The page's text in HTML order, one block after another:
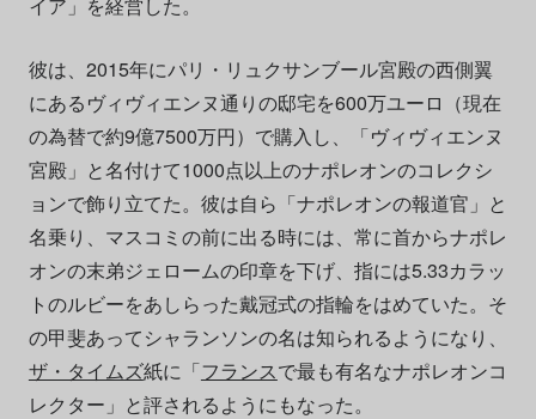
彼は、2015年にパリ・リュクサンブール宮殿の西側翼
にあるヴィヴィエンヌ通りの邸宅を600万ユーロ（現在
の為替で約9億7500万円）で購入し、「ヴィヴィエンヌ
宮殿」と名付けて1000点以上のナポレオンのコレクシ
ョンで飾り立てた。彼は自ら「ナポレオンの報道官」と
名乗り、マスコミの前に出る時には、常に首からナポレ
オンの末弟ジェロームの印章を下げ、指には5.33カラッ
トのルビーをあしらった戴冠式の指輪をはめていた。そ
の甲斐あってシャランソンの名は知られるようになり、
ザ・タイムズ紙に「フランスで最も有名なナポレオンコ
レクター」と評されるようにもなった。